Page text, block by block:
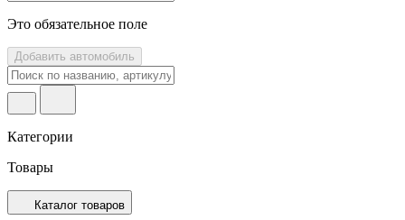
Это обязательное поле
Добавить автомобиль
Категории
Товары
Каталог товаров